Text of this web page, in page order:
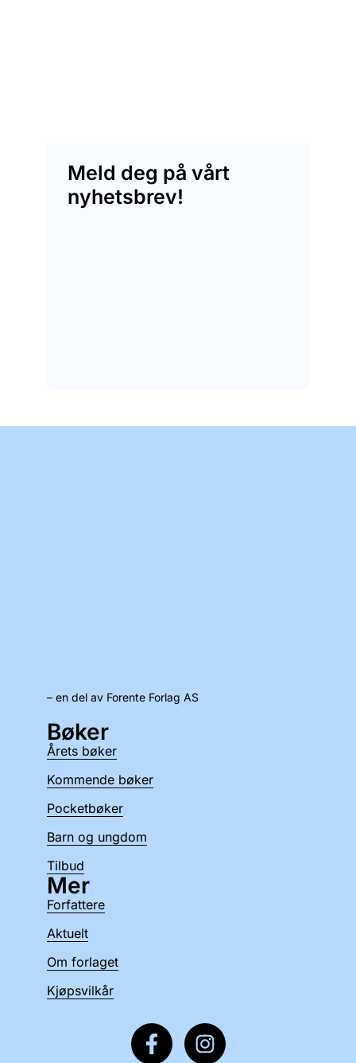
Meld deg på vårt
nyhetsbrev!
– en del av Forente Forlag AS
Bøker
Årets bøker
Kommende bøker
Pocketbøker
Barn og ungdom
Tilbud
Mer
Forfattere
Aktuelt
Om forlaget
Kjøpsvilkår